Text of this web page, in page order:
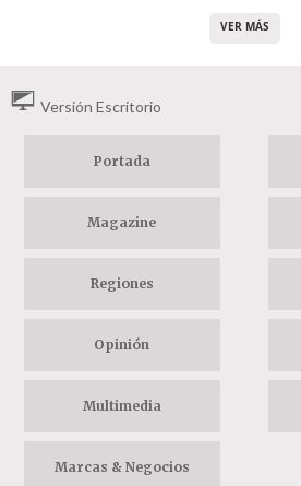
VER MÁS
Versión Escritorio
Portada
Magazine
Regiones
Opinión
Multimedia
Marcas & Negocios